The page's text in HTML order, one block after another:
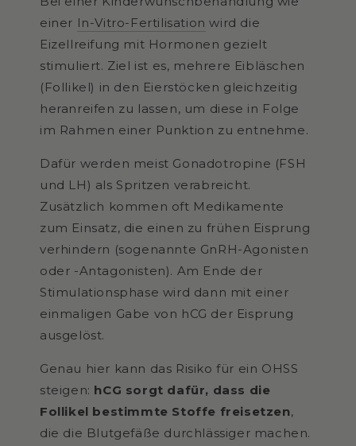
einer In-Vitro-Fertilisation wird die
Eizellreifung mit Hormonen gezielt
stimuliert. Ziel ist es, mehrere Eibläschen
(Follikel) in den Eierstöcken gleichzeitig
heranreifen zu lassen, um diese in Folge
im Rahmen einer Punktion zu entnehme.
Dafür werden meist Gonadotropine (FSH
und LH) als Spritzen verabreicht.
Zusätzlich kommen oft Medikamente
zum Einsatz, die einen zu frühen Eisprung
verhindern (sogenannte GnRH-Agonisten
oder -Antagonisten). Am Ende der
Stimulationsphase wird dann mit einer
einmaligen Gabe von hCG der Eisprung
ausgelöst.
Genau hier kann das Risiko für ein OHSS
steigen: hCG sorgt dafür, dass die
Follikel bestimmte Stoffe freisetzen,
die die Blutgefäße durchlässiger machen.